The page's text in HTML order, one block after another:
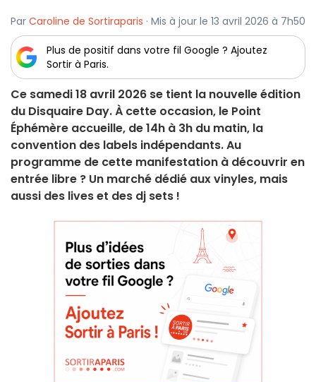
Par Caroline de Sortiraparis · Mis à jour le 13 avril 2026 à 7h50
Plus de positif dans votre fil Google ? Ajoutez
Sortir à Paris.
Ce samedi 18 avril 2026 se tient la nouvelle édition
du Disquaire Day. À cette occasion, le Point
Éphémère accueille, de 14h à 3h du matin, la
convention des labels indépendants. Au
programme de cette manifestation à découvrir en
entrée libre ? Un marché dédié aux vinyles, mais
aussi des lives et des dj sets !